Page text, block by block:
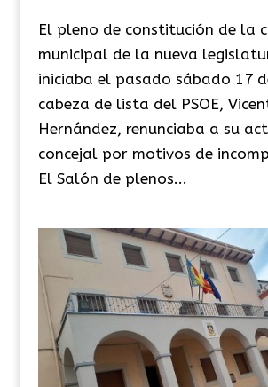
El pleno de constitución de la
municipal de la nueva
iniciaba el pasado sábado 17
cabeza de lista del PSOE,
Hernández, renunciaba a su
concejal por motivos de
El Salón de plenos...